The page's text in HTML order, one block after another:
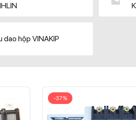
dao hộp VINAKIP
-37%